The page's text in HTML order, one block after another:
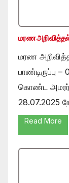
மரண
மரண
பாண்டிருப்பு –
கொண்ட அமரர்
28.07.2025
Read More